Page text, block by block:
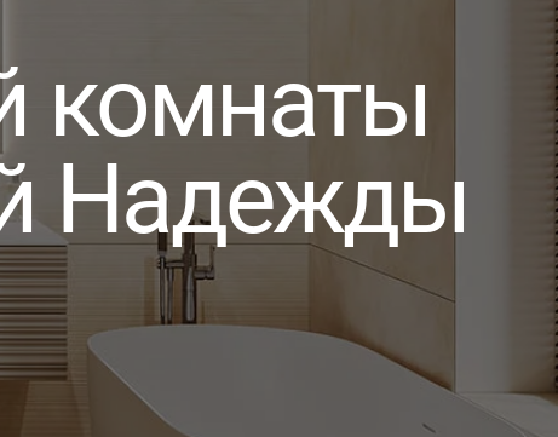
комнаты
Надежды